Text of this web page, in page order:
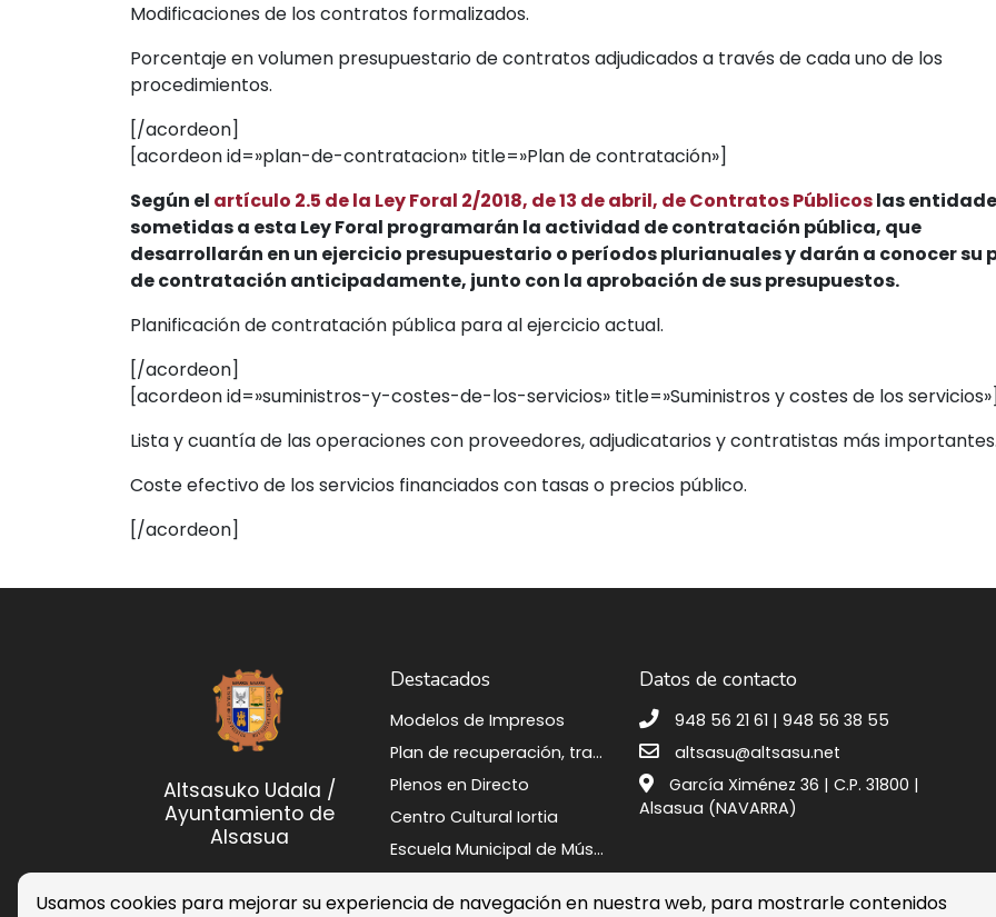
Modificaciones de los contratos formalizados.
Porcentaje en volumen presupuestario de contratos adjudicados a través de cada uno de los
procedimientos.
[/acordeon]
[acordeon id=»plan-de-contratacion» title=»Plan de contratación»]
Según el artículo 2.5 de la Ley Foral 2/2018, de 13 de abril, de Contratos Públicoslas
sometidas a esta Ley Foral programarán la actividad de contratación pública, que
desarrollarán en un ejercicio presupuestario o períodos plurianuales y darán a conocer su
de contratación anticipadamente, junto con la aprobación de sus presupuestos.
Planificación de contratación pública para al ejercicio actual.
[/acordeon]
[acordeon id=»suministros-y-costes-de-los-servicios» title=»Suministros y costes de los servicios»]
Lista y cuantía de las operaciones con proveedores, adjudicatarios y contratistas más importantes.
Coste efectivo de los servicios financiados con tasas o precios público.
[/acordeon]
Altsasuko Udala /
Ayuntamiento de
Alsasua
Destacados
Modelos de Impresos
Plan de recuperación, transformación y resiliencia
Plenos en Directo
Centro Cultural Iortia
Escuela Municipal de Música y Danza de Alsasua
Datos de contacto
948 56 21 61 | 948 56 38 55
altsasu@altsasu.net
García Ximénez 36 | C.P. 31800 |
Alsasua (NAVARRA)
Usamos cookies para mejorar su experiencia de navegación en nuestra web, para mostrarle contenidos